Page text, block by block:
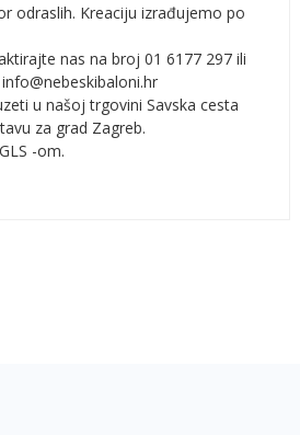
odraslih. Kreaciju izrađujemo po
nas na broj 01 6177 297 ili
u našoj trgovini Savska cesta
za grad Zagreb.
-om.